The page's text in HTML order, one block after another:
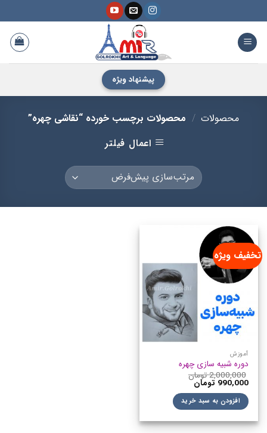
به
محتوا
پیشنهاد ویژه
محصولات / محصولات برچسب خورده “نقاشی چهره”
اعمال فیلتر
تخفیف ویژه
آموزش
دوره شبیه سازی چهره
2,000,000تومان
990,000 تومان
افزودن به سبد خرید